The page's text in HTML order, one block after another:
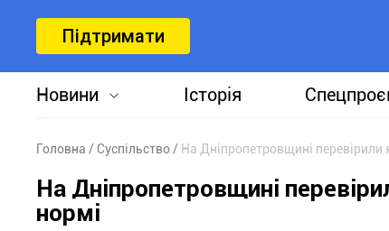
Підтримати
Новини Історія
Головна Суспільство На Дніпропетровщині перевірили
На Дніпропетровщині
нормі